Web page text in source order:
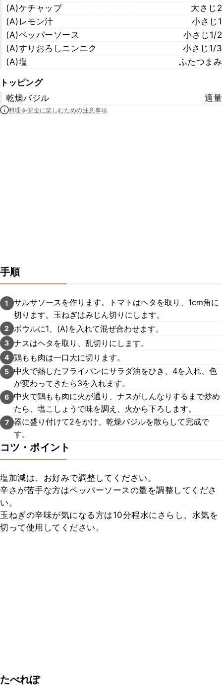
(A)ケチャップ
大さじ2
(A)レモン汁
小さじ1
(A)ペッパーソース
小さじ1/2
(A)すりおろしニンニク
小さじ1/3
(A)塩
ふたつまみ
トッピング
乾燥バジル
適量
料理を安全に楽しむための注意事項
手順
1
サルサソースを作ります。トマトはヘタを取り、1cm角に
切ります。玉ねぎはみじん切りにします。
2 ボウルに1、(A)を入れて混ぜ合わせます。
3 ナスはヘタを取り、乱切りにします。
4 鶏もも肉は一口大に切ります。
5 中火で熱したフライパンにサラダ油をひき、4を入れ、色
が変わってきたら3を入れます。
6 中火で鶏もも肉に火が通り、ナスがしんなりするまで炒め
たら、塩こしょうで味を調え、火から下ろします。
7 器に盛り付けて2をかけ、乾燥バジルを散らして完成で
す。
コツ・ポイント
塩加減は、お好みで調整してください。
辛さが苦手な方はペッパーソースの量を調整してくださ
い。
玉ねぎの辛味が気になる方は10分程水にさらし、水気を
切って使用してください。
たべれぽ